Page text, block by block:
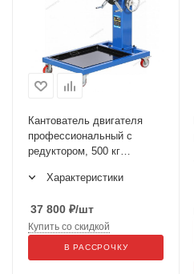
Кантователь двигателя
профессиональный с
редуктором, 500 кг
Характеристики
37 800 ₽/шт
Купить со скидкой
В РАССРОЧКУ